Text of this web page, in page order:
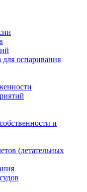
для оспаривания
и
(летательных